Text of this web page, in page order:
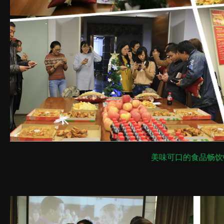
美味可口的食品畅